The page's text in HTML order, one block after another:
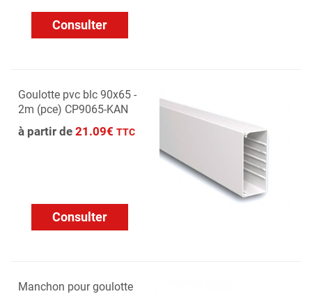
Consulter
Goulotte pvc blc 90x65 -
2m (pce) CP9065-KAN
à partir de 21.09€ TTC
Consulter
Manchon pour goulotte